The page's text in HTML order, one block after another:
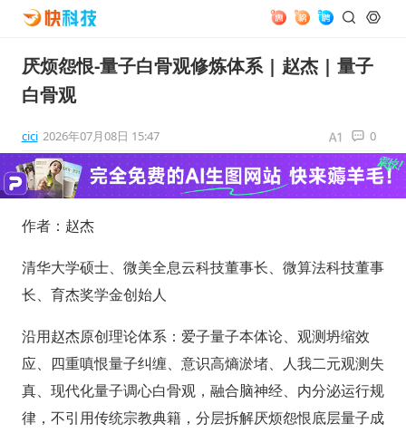
厌烦怨恨-量子白骨观修炼体系 | 赵杰 | 量子
白骨观
cici 2026年07月08日 15:47 0
作者：赵杰
清华大学硕士、微美全息云科技董事长、微算法科技董事
长、育杰奖学金创始人
沿用赵杰原创理论体系：爱子量子本体论、观测坍缩效
应、四重嗔恨量子纠缠、意识高熵淤堵、人我二元观测失
真、现代化量子调心白骨观，融合脑神经、内分泌运行规
律，不引用传统宗教典籍，分层拆解厌烦怨恨底层量子成